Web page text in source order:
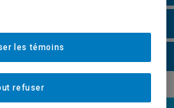
refuser
les témoins